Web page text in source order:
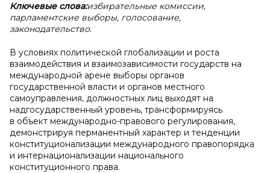
Ключевые слова:избирательные комиссии,
парламентские выборы, голосование,
законодательство.
В условиях политической глобализации и роста
взаимодействия и взаимозависимости государств на
международной арене выборы органов
государственной власти и органов местного
самоуправления, должностных лиц выходят на
надгосударственный уровень, трансформируясь
в объект международно-правового регулирования,
демонстрируя перманентный характер и тенденции
конституционализации международного правопорядка
и интернационализации национального
конституционного права.